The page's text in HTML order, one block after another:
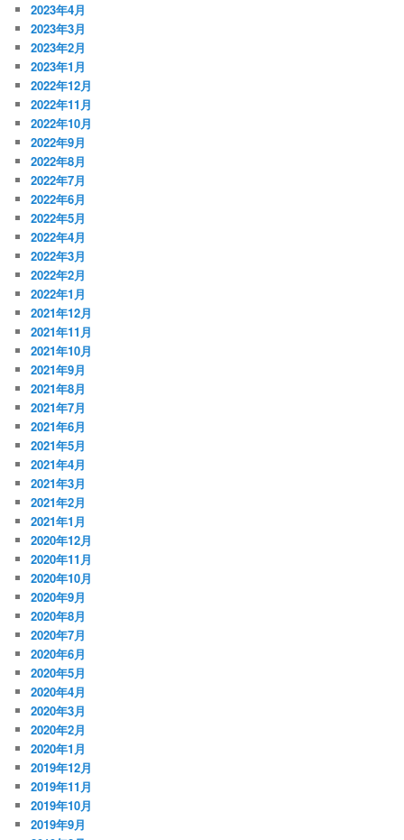
2023年4月
2023年3月
2023年2月
2023年1月
2022年12月
2022年11月
2022年10月
2022年9月
2022年8月
2022年7月
2022年6月
2022年5月
2022年4月
2022年3月
2022年2月
2022年1月
2021年12月
2021年11月
2021年10月
2021年9月
2021年8月
2021年7月
2021年6月
2021年5月
2021年4月
2021年3月
2021年2月
2021年1月
2020年12月
2020年11月
2020年10月
2020年9月
2020年8月
2020年7月
2020年6月
2020年5月
2020年4月
2020年3月
2020年2月
2020年1月
2019年12月
2019年11月
2019年10月
2019年9月